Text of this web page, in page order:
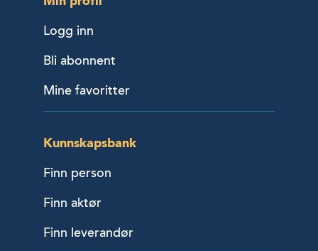
Logg inn
Bli abonnent
Mine favoritter
Kunnskapsbank
Finn person
Finn aktør
Finn leverandør